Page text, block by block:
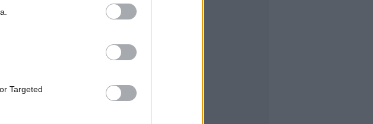
Targeted